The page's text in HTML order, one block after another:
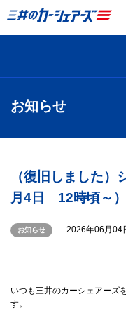
お知らせ
（復旧しました
月4日 12時頃～）
お知らせ 2026年06月04
いつも三井のカーシェアーズ
す。